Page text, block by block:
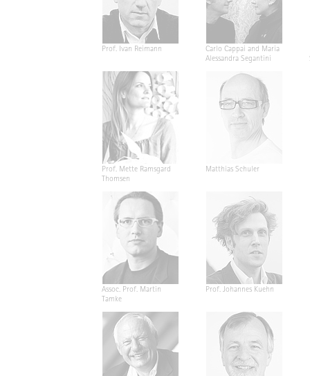
Prof. Ivan Reimann
Carlo Cappai and Maria
Alessandra Segantini
Prof. Mette Ramsgard
Thomsen
Matthias Schuler
Assoc. Prof. Martin
Tamke
Prof. Johannes Kuehn